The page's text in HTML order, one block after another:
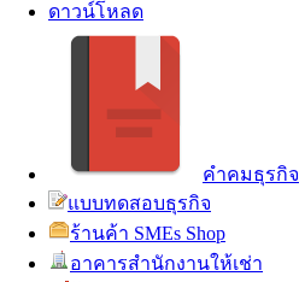
ดาวน์โหลด
คำคมธุรกิจ
แบบทดสอบธุรกิจ
ร้านค้า SMEs Shop
อาคารสำนักงานให้เช่า